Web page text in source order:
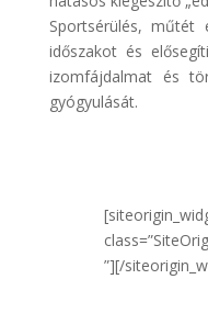
Sportsérülés, műtét
időszakot és
izomfájdalmat és
gyógyulását.
”][/